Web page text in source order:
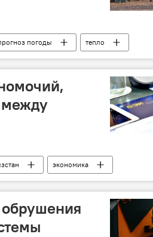
погоды
тепло
экономика